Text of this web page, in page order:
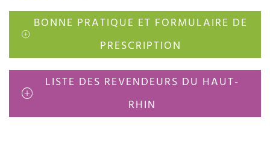
BONNE PRATIQUE ET FORMULAIRE DE
PRESCRIPTION
LISTE DES REVENDEURS DU HAUT-
RHIN